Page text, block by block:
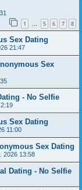
1 … 5 6 7 8
Sex Dating
21:47
Sex
- No Selfie
Sex Dating
11:00
Sex Dating
2026 13:58
Dating - No Selfie